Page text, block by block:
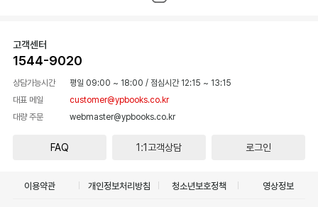
고객센터
1544-9020
상담가능시간 평일 09:00 ~ 18:00 / 점심시간 12:15 ~ 13:15
대표 메일
customer@ypbooks.co.kr
대량 주문
webmaster@ypbooks.co.kr
FAQ 1:1고객상담 로그인
이용약관 개인정보처리방침 청소년보호정책 영상정보